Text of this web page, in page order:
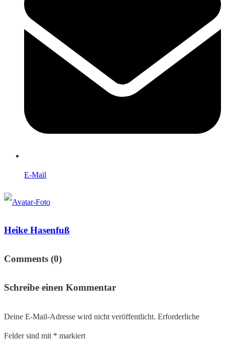
E-Mail
Heike Hasenfuß
Comments (0)
Schreibe einen Kommentar
Deine E-Mail-Adresse wird nicht veröffentlicht. Erforderliche
Felder sind mit * markiert